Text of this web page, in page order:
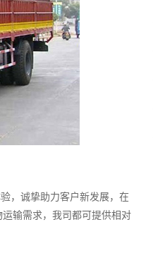
，诚挚助力客户新发展，在
输需求，我司都可提供相对